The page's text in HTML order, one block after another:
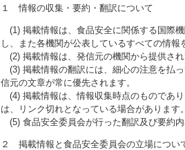
１ 情報の収集・要約・翻訳について
(1) 掲載情報は、食品安全に関係する国際
し、また各機関が公表しているすべての情報
(2) 掲載情報は、発信元の機関から提供さ
(3) 掲載情報の翻訳には、細心の注意を払
信元の文章が常に優先されます。
(4) 掲載情報は、情報収集時点のものであ
は、リンク切れとなっている場合があります。
(5) 食品安全委員会が行った翻訳及び要約
２ 掲載情報と食品安全委員会の立場につい